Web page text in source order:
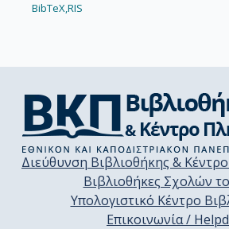
BibTeX,RIS
Διεύθυνση Βιβλιοθήκης &
Βιβλιοθήκες Σχολών
Υπολογιστικό Κέντρο
Επικοινωνία /